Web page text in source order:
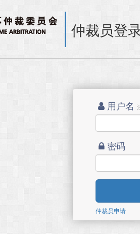
仲裁员登
用户名
密码
仲裁员申请